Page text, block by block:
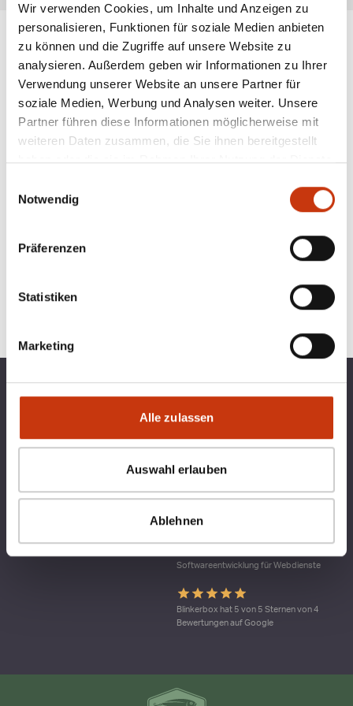
Wir verwenden Cookies, um Inhalte und Anzeigen zu
personalisieren, Funktionen für soziale Medien anbieten
zu können und die Zugriffe auf unsere Website zu
analysieren. Außerdem geben wir Informationen zu Ihrer
Verwendung unserer Website an unsere Partner für
soziale Medien, Werbung und Analysen weiter. Unsere
Partner führen diese Informationen möglicherweise mit
weiteren Daten zusammen, die Sie ihnen bereitgestellt
haben oder die sie im Rahmen Ihrer Nutzung der Dienste
Notwendig
Präferenzen
Statistiken
Marketing
Alle zulassen
Auswahl erlauben
Ablehnen
ANGESAGTE
ANGELAUSRÜSTUNG
TOP KATEGORIEN BLINKERBOX
Qualitätsmanagement bei blinkerbox.de –
agital.online GmbH ist nach DIN ISO 9001
Softwareentwicklung für Webdienste
Blinkerbox hat 5 von 5 Sternen von 4
Bewertungen auf Google